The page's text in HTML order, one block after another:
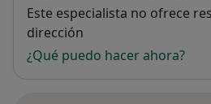
Disponibilidad
Este especialista no ofrece
dirección
¿Qué puedo hacer ahora?